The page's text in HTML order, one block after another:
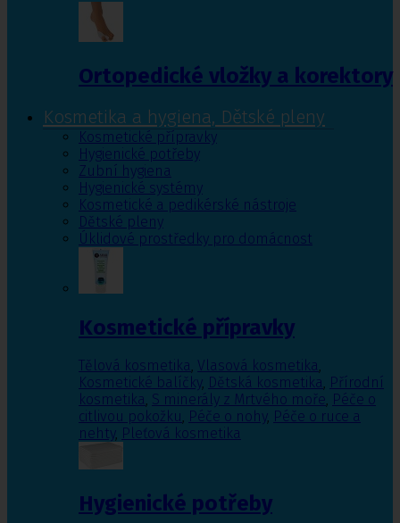
Ortopedické vložky a korektory
Kosmetika a hygiena, Dětské pleny
Kosmetické přípravky
Hygienické potřeby
Zubní hygiena
Hygienické systémy
Kosmetické a pedikérské nástroje
Dětské pleny
Úklidové prostředky pro domácnost
Kosmetické přípravky
Tělová kosmetika, Vlasová kosmetika,
Kosmetické balíčky, Dětská kosmetika, Přírodní
kosmetika, S minerály z Mrtvého moře, Péče o
citlivou pokožku, Péče o nohy, Péče o ruce a
nehty, Pleťová kosmetika
Hygienické potřeby